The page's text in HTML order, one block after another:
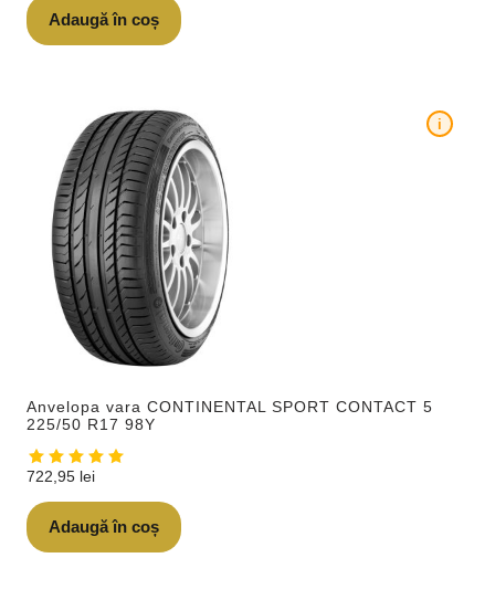
Adaugă în coș
Anvelopa vara CONTINENTAL SPORT CONTACT 5
225/50 R17 98Y
i
722,95 lei
Adaugă în coș